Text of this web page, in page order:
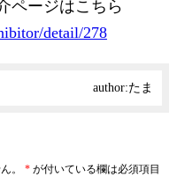
ページはこちら
detail/278
author:たま
。 *が付いている欄は必須項目